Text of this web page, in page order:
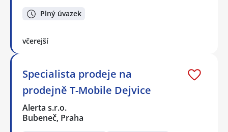
Plný úvazek
včerejší
Specialista prodeje na
prodejně T-Mobile Dejvice
Alerta s.r.o.
Bubeneč, Praha